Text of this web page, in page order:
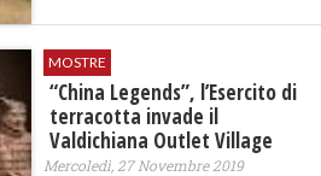
MOSTRE
“China Legends”, l’Esercito di
terracotta invade il
Valdichiana Outlet Village
Mercoledì, 27 Novembre 2019